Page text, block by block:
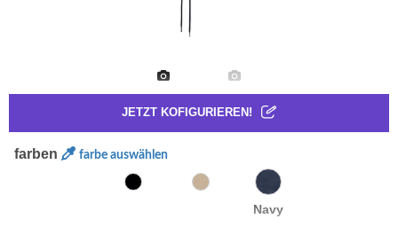
JETZT KOFIGURIEREN!
farben farbe auswählen
Navy